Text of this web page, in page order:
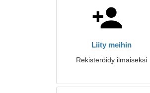
Liity meihin
Rekisteröidy ilmaiseksi